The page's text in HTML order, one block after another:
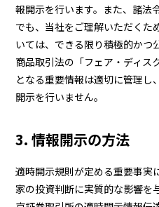
報開示を行います。また、諸法
でも、当社をご理解いただくた
いては、できる限り積極的かつ
商品取引法の「フェア・ディス
となる重要情報は適切に管理し
開示を行いません。
3. 情報開示の方法
適時開示規則が定める重要事実
家の投資判断に実質的な影響を